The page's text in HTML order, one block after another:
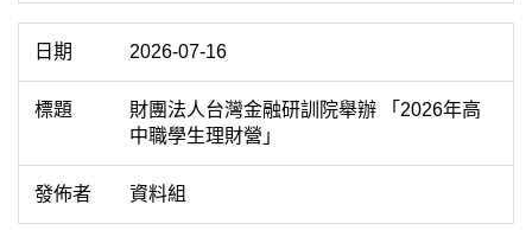
2026-07-16
財團法人台灣金融研訓院舉辦 「2026年高
中職學生理財營」
資料組